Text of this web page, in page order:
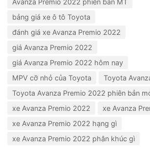
bảng giá xe ô tô Toyota
đánh giá xe Avanza Premio 2022
giá Avanza Premio 2022
giá Avanza Premio 2022 hôm nay
MPV cỡ nhỏ của Toyota
Toyota
Toyota Avanza Premio 2022 phiên bản
xe Avanza Premio 2022
xe Avanza
xe Avanza Premio 2022 hạng gì
xe Avanza Premio 2022 phân khúc gì